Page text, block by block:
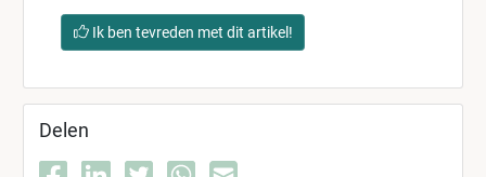
Ik ben tevreden met dit artikel!
Delen